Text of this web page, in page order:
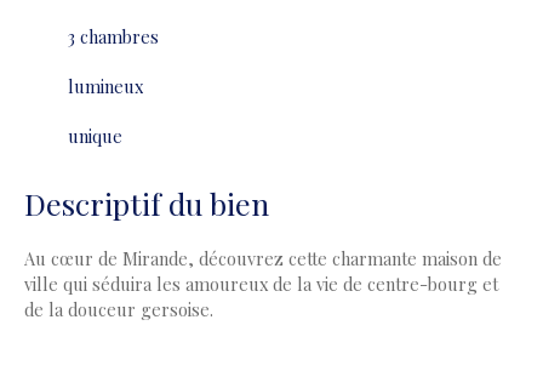
3 chambres
lumineux
unique
Descriptif du bien
Au cœur de Mirande, découvrez cette charmante maison de
ville qui séduira les amoureux de la vie de centre-bourg et
de la douceur gersoise.